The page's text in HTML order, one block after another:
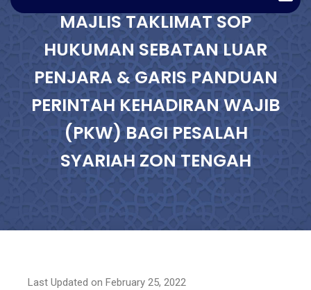
MAJLIS TAKLIMAT SOP
HUKUMAN SEBATAN LUAR
PENJARA & GARIS PANDUAN
PERINTAH KEHADIRAN WAJIB
(PKW) BAGI PESALAH
SYARIAH ZON TENGAH
Last Updated on February 25, 2022